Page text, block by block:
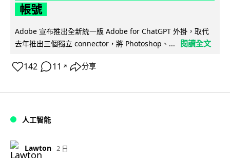
帳號
Adobe 宣布推出全新統一版 Adobe for ChatGPT 外掛，取代
去年推出三個獨立 connector，將 Photoshop、...
閱讀全文
142 11 ↗ 分享
人工智能
Lawton 2 日